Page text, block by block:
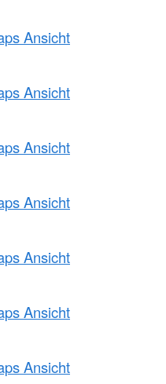
Ansicht
Ansicht
Ansicht
Ansicht
Ansicht
Ansicht
Ansicht